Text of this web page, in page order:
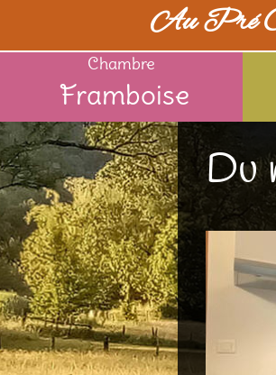
Au Pré
Chambre
Framboise
Du